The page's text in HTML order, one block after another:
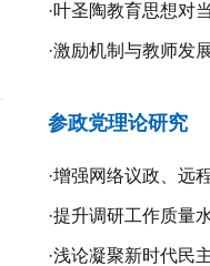
研修探究
·叶圣陶教育思想对
·激励机制与教师发
参政党理论研究
·增强网络议政、远
·提升调研工作质量
·浅论凝聚新时代民